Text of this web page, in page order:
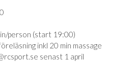
person (start 19:00)
inkl 20 min massage
senast 1 april